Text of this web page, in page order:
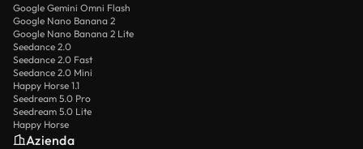
Google Gemini Omni Flash
Google Nano Banana 2
Google Nano Banana 2 Lite
Seedance 2.0
Seedance 2.0 Fast
Seedance 2.0 Mini
Happy Horse 1.1
Seedream 5.0 Pro
Seedream 5.0 Lite
Happy Horse
Azienda